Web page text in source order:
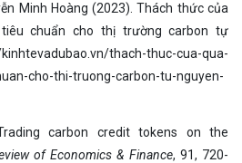
Minh Hoàng (2023). Thách thức của
chuẩn cho thị trường carbon tự
thach-thuc-cua-qua-
cho-thi-truong-carbon-tu-nguyen-
carbon credit tokens on the
of Economics & Finance, 91, 720-